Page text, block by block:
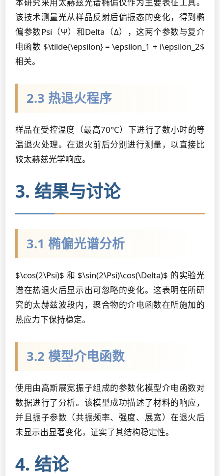
该技术测量光从样品反射后偏振态的变化，得到椭
偏参数Psi（Ψ）和Delta（Δ），这两个参数与复介
电函数 $\tilde{\epsilon} = \epsilon_1 + i\epsilon_2$
相关。
2.3 热退火程序
样品在受控温度（最高70°C）下进行了数小时的等
温退火处理。在退火前后分别进行测量，以直接比
较太赫兹光学响应。
3. 结果与讨论
3.1 椭偏光谱分析
$\cos(2\Psi)$ 和 $\sin(2\Psi)\cos(\Delta)$ 的实验光
谱在热退火后显示出可忽略的变化。这表明在所研
究的太赫兹波段内，聚合物的介电函数在所施加的
热应力下保持稳定。
3.2 模型介电函数
使用由高斯展宽振子组成的参数化模型介电函数对
数据进行了分析。该模型成功描述了材料的响应，
并且振子参数（共振频率、强度、展宽）在退火后
未显示出显著变化，证实了其结构稳定性。
4. 结论